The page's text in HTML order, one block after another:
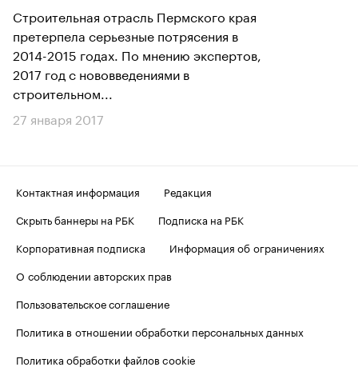
Строительная отрасль Пермского края
претерпела серьезные потрясения в
2014-2015 годах. По мнению экспертов,
2017 год с нововведениями в
строительном...
27 января 2017
Контактная информация
Редакция
Скрыть баннеры на РБК
Подписка на РБК
Корпоративная подписка
Информация об ограничениях
О соблюдении авторских прав
Пользовательское соглашение
Политика в отношении обработки персональных данных
Политика обработки файлов cookie